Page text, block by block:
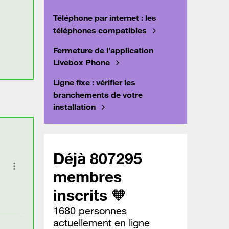
Téléphone par internet : les
téléphones compatibles
Fermeture de l'application
Livebox Phone
Ligne fixe : vérifier les
branchements de votre
installation
Déjà 807295
membres
inscrits 🧡
1680 personnes
actuellement en ligne